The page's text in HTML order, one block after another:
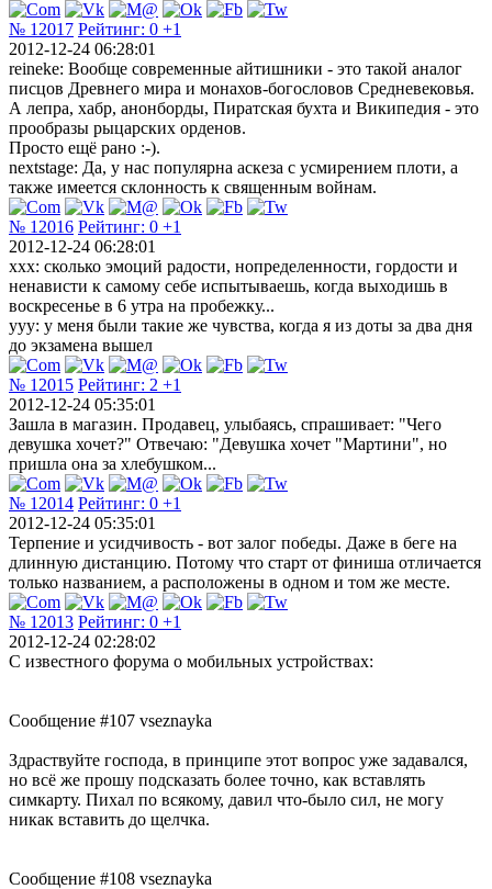
№ 12017 Рейтинг: 0 +1
2012-12-24 06:28:01
reineke: Вообще современные айтишники - это такой аналог
писцов Древнего мира и монахов-богословов Средневековья.
А лепра, хабр, анонборды, Пиратская бухта и Википедия - это
прообразы рыцарских орденов.
Просто ещё рано :-).
nextstage: Да, у нас популярна аскеза с усмирением плоти, а
также имеется склонность к священным войнам.
№ 12016 Рейтинг: 0 +1
2012-12-24 06:28:01
ххх: сколько эмоций радости, нопределенности, гордости и
ненависти к самому себе испытываешь, когда выходишь в
воскресенье в 6 утра на пробежку...
ууу: у меня были такие же чувства, когда я из доты за два дня
до экзамена вышел
№ 12015 Рейтинг: 2 +1
2012-12-24 05:35:01
Зашла в магазин. Продавец, улыбаясь, спрашивает: "Чего
девушка хочет?" Отвечаю: "Девушка хочет "Мартини", но
пришла она за хлебушком...
№ 12014 Рейтинг: 0 +1
2012-12-24 05:35:01
Терпение и усидчивость - вот залог победы. Даже в беге на
длинную дистанцию. Потому что старт от финиша отличается
только названием, а расположены в одном и том же месте.
№ 12013 Рейтинг: 0 +1
2012-12-24 02:28:02
С известного форума о мобильных устройствах:
Сообщение #107 vseznayka
Здраствуйте господа, в принципе этот вопрос уже задавался,
но всё же прошу подсказать более точно, как вставлять
симкарту. Пихал по всякому, давил что-было сил, не могу
никак вставить до щелчка.
Сообщение #108 vseznayka